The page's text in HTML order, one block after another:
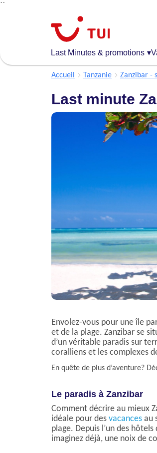
``
Last Minutes & promotions ▾
Accueil Tanzanie Zanzibar -
Last minute
Envolez-vous pour une île
et de la plage. Zanzibar se
d’un véritable paradis sur
coralliens et les complexes
En quête de plus d’aventure?
Le paradis à Zanzibar
Comment décrire au mieux
idéale pour des vacances au
plage. Depuis l’un des
imaginez déjà, une noix de